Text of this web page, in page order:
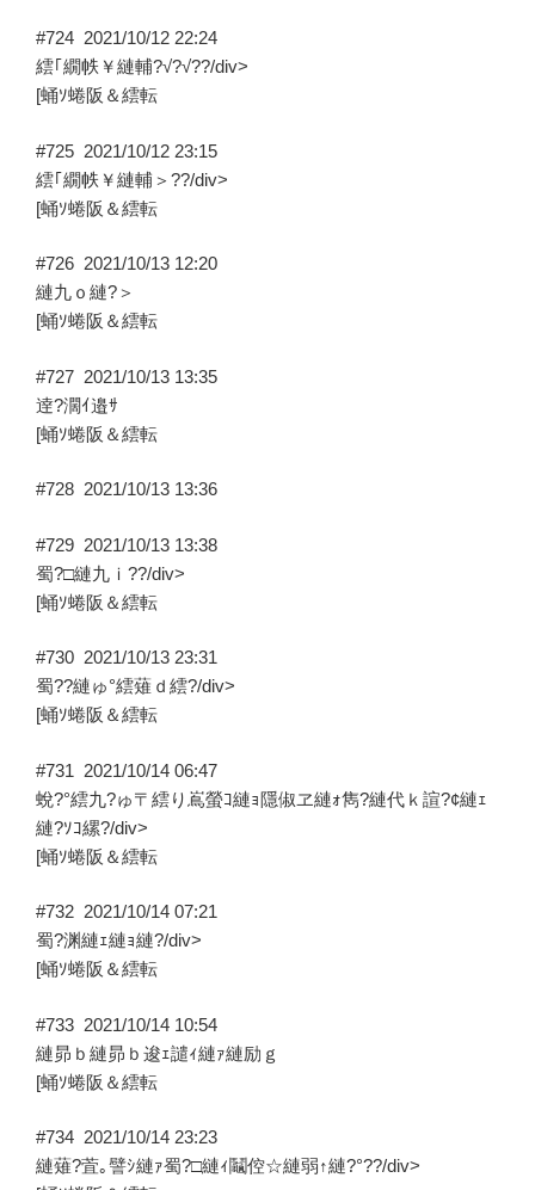
#724 2021/10/12 22:24
繧｢繝帙￥縺輔?√?√??/div>
[蛹ｿ蜷阪＆繧転
#725 2021/10/12 23:15
繧｢繝帙￥縺輔＞??/div>
[蛹ｿ蜷阪＆繧転
#726 2021/10/13 12:20
縺九ｏ縺?＞
[蛹ｿ蜷阪＆繧転
#727 2021/10/13 13:35
逹?濶ｲ邉ｻ
[蛹ｿ蜷阪＆繧転
#728 2021/10/13 13:36
#729 2021/10/13 13:38
蜀?□縺九ｉ??/div>
[蛹ｿ蜷阪＆繧転
#730 2021/10/13 23:31
蜀??縺ゅ°繧薙ｄ繧?/div>
[蛹ｿ蜷阪＆繧転
#731 2021/10/14 06:47
蛻?°繧九?ゅ〒繧り嶌螢ｺ縺ｮ隱俶ヱ縺ｫ雋?縺代ｋ諠?¢縺ｪ
縺?ｿｺ縲?/div>
[蛹ｿ蜷阪＆繧転
#732 2021/10/14 07:21
蜀?渊縺ｪ縺ｮ縺?/div>
[蛹ｿ蜷阪＆繧転
#733 2021/10/14 10:54
縺昴ｂ縺昴ｂ逡ｪ譴ｨ縺ｧ縺励ｇ
[蛹ｿ蜷阪＆繧転
#734 2021/10/14 23:23
縺薙?萓｡譬ｼ縺ｧ蜀?□縺ｨ鬮倥☆縺弱↑縺?°??/div>